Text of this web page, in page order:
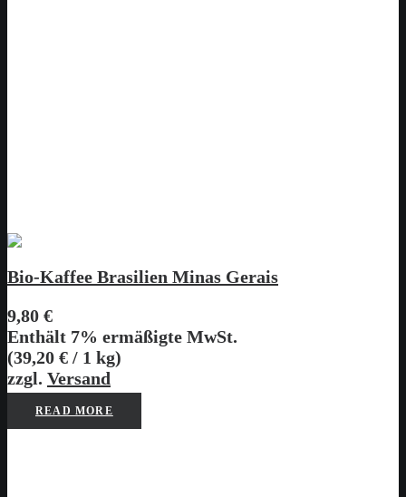
Bio-Kaffee Brasilien Minas Gerais
9,80 €
Enthält 7% ermäßigte MwSt.
(39,20 € / 1 kg)
zzgl. Versand
READ MORE